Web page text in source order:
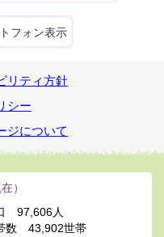
フォン表示
リティ方針
シー
ジについて
）
97,606人
数
43,902世帯